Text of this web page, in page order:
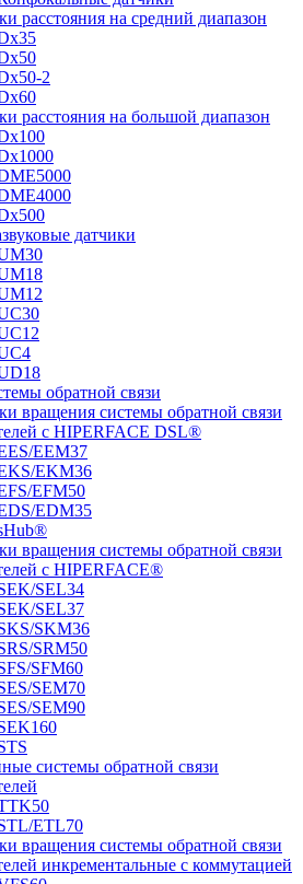
расстояния на средний диапазон
2
расстояния на большой диапазон
датчики
обратной связи
вращения системы обратной связи
с HIPERFACE DSL®
EEM37
EKM36
EFM50
EDM35
вращения системы обратной связи
с HIPERFACE®
SEL34
SEL37
SKM36
SRM50
SFM60
SEM70
SEM90
системы обратной связи
ETL70
вращения системы обратной связи
инкрементальные с коммутацией